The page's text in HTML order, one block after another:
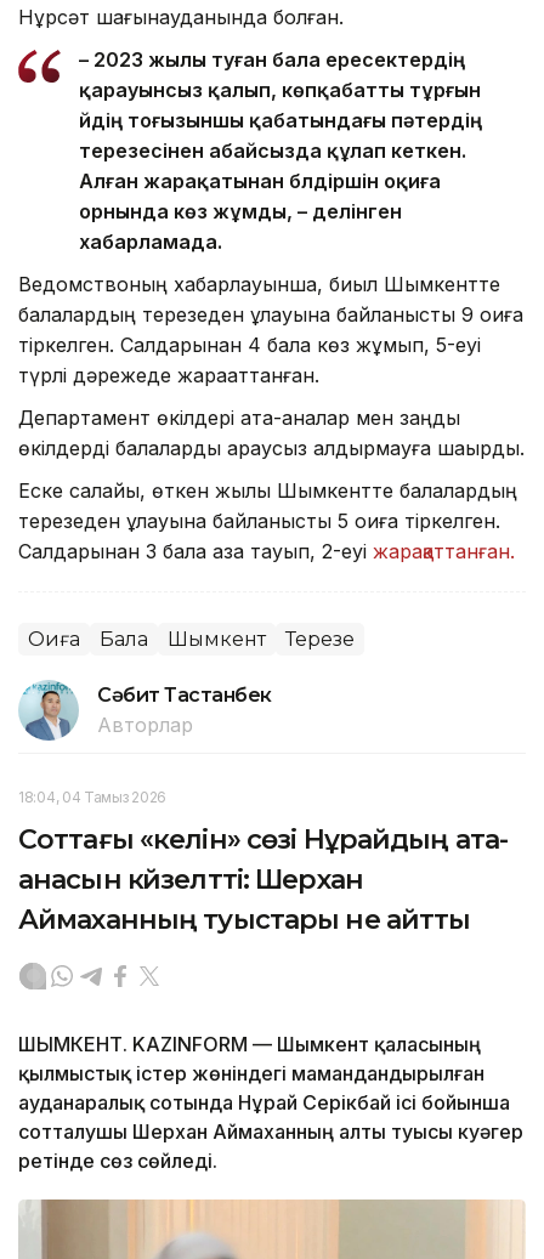
Нұрсәт шағынауданында болған.
– 2023 жылы туған бала ересектердің
қарауынсыз қалып, көпқабатты тұрғын
үйдің тоғызыншы қабатындағы пәтердің
терезесінен абайсызда құлап кеткен.
Алған жарақатынан бүлдіршін оқиға
орнында көз жұмды, – делінген
хабарламада.
Ведомствоның хабарлауынша, биыл Шымкентте
балалардың терезеден құлауына байланысты 9 оқиға
тіркелген. Салдарынан 4 бала көз жұмып, 5-еуі
түрлі дәрежеде жарақаттанған.
Департамент өкілдері ата-аналар мен заңды
өкілдерді балаларды қараусыз қалдырмауға шақырды.
Еске салайық, өткен жылы Шымкентте балалардың
терезеден құлауына байланысты 5 оқиға тіркелген.
Салдарынан 3 бала қаза тауып, 2-еуі жарақаттанған.
Оқиға Бала Шымкент Терезе
Сәбит Тастанбек
Авторлар
18:04, 04 Тамыз 2026
Соттағы «келін» сөзі Нұрайдың ата-
анасын күйзелтті: Шерхан
Аймаханның туыстары не айтты
ШЫМКЕНТ. KAZINFORM — Шымкент қаласының
қылмыстық істер жөніндегі мамандандырылған
ауданаралық сотында Нұрай Серікбай ісі бойынша
сотталушы Шерхан Аймаханның алты туысы куәгер
ретінде сөз сөйледі.